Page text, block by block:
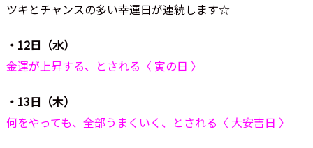
ツキとチャンスの多い幸運日が連続します☆
・12日（水）
金運が上昇する、とされる〈 寅の日 〉
・13日（木）
何をやっても、全部うまくいく、とされる〈 大安吉日 〉